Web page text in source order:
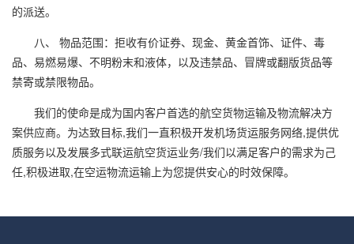
的派送。
八、 物品范围：拒收有价证券、现金、黄金首饰、证件、毒
品、易燃易爆、不明粉末和液体，以及违禁品、冒牌或翻版货品等
禁寄或禁限物品。
我们的使命是成为国内客户首选的航空货物运输及物流解决方
案供应商。为达致目标,我们一直积极开发机场货运服务网络,提供优
质服务以及发展多式联运航空货运业务/我们以满足客户的需求为己
任,积极进取,在空运物流运输上为您提供安心的时效保障。